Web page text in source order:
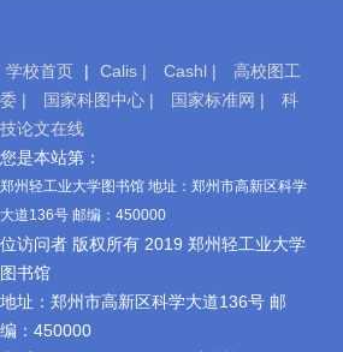
学校首页 | Calis | Cashl |
高校图工
委 |
国家科图中心 | 国家标准网 |
科
技论文在线
您是本站第：
郑州轻工业大学图书馆 地址：郑州市高新区科学
大道136号 邮编：450000
位访问者 版权所有 2019 郑州轻工业大学
图书馆
地址：郑州市高新区科学大道136号 邮
编：450000